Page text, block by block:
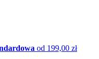
od 199,00 zł